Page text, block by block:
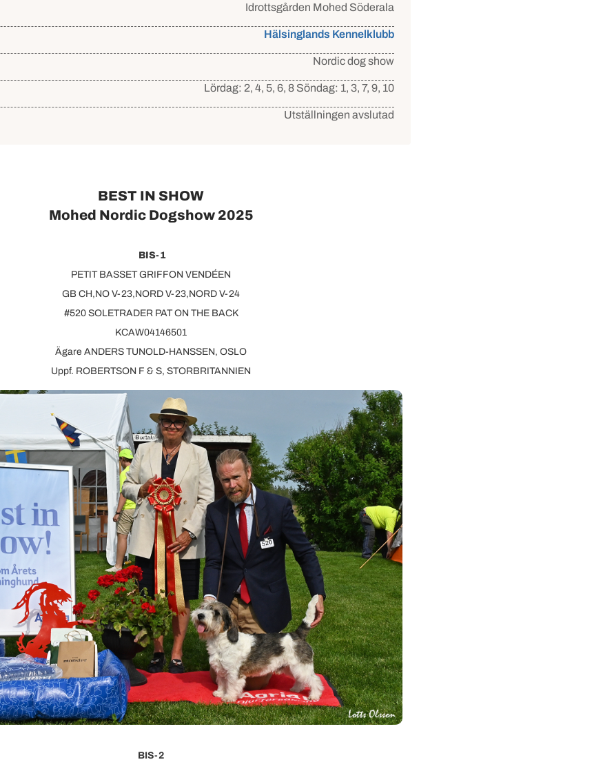
Idrottsgården Mohed Söderala
Hälsinglands Kennelklubb
Nordic dog show
Lördag: 2, 4, 5, 6, 8 Söndag: 1, 3, 7, 9, 10
Utställningen avslutad
BEST IN SHOW
Mohed Nordic Dogshow 2025
BIS-1
PETIT BASSET GRIFFON VENDÉEN
GB CH,NO V-23,NORD V-23,NORD V-24
#520 SOLETRADER PAT ON THE BACK
KCAW04146501
Ägare ANDERS TUNOLD-HANSSEN, OSLO
Uppf. ROBERTSON F & S, STORBRITANNIEN
BIS-2